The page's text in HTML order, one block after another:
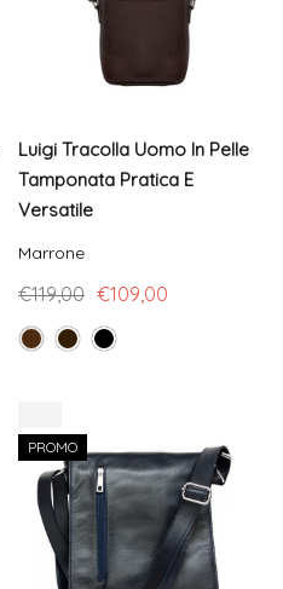
Luigi Tracolla Uomo In Pelle
Tamponata Pratica E
Versatile
Marrone
€119,00 €109,00
PROMO